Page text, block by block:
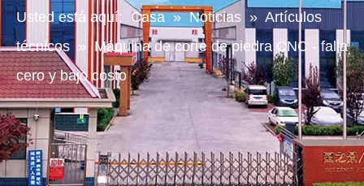
Usted está aquí: Casa » Noticias » Artículos
técnicos » Máquina de corte de piedra CNC - falla
cero y bajo costo